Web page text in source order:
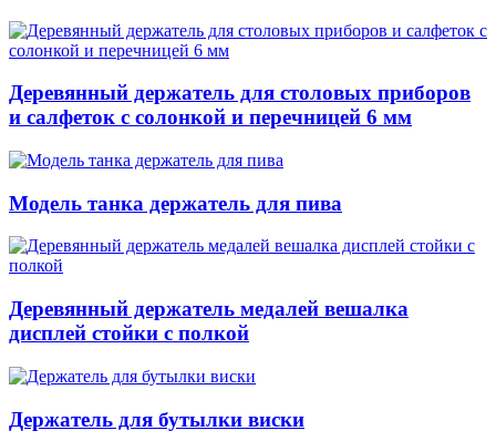
Деревянный держатель для столовых приборов
и салфеток с солонкой и перечницей 6 мм
Модель танка держатель для пива
Деревянный держатель медалей вешалка
дисплей стойки с полкой
Держатель для бутылки виски